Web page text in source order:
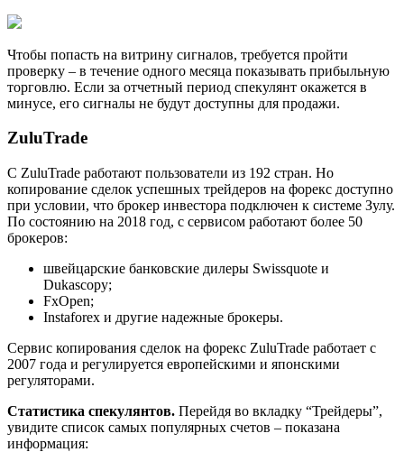
Чтобы попасть на витрину сигналов, требуется пройти
проверку – в течение одного месяца показывать прибыльную
торговлю. Если за отчетный период спекулянт окажется в
минусе, его сигналы не будут доступны для продажи.
ZuluTrade
С ZuluTrade работают пользователи из 192 стран. Но
копирование сделок успешных трейдеров на форекс доступно
при условии, что брокер инвестора подключен к системе Зулу.
По состоянию на 2018 год, с сервисом работают более 50
брокеров:
швейцарские банковские дилеры Swissquote и
Dukascopy;
FxOpen;
Instaforex и другие надежные брокеры.
Сервис копирования сделок на форекс ZuluTrade работает с
2007 года и регулируется европейскими и японскими
регуляторами.
Статистика спекулянтов. Перейдя во вкладку “Трейдеры”,
увидите список самых популярных счетов – показана
информация: